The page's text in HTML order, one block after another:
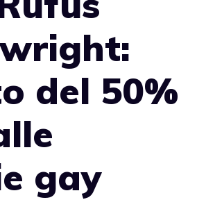
del 50%
gay